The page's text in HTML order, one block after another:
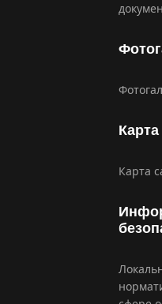
Карта